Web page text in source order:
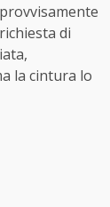
di
la cintura lo